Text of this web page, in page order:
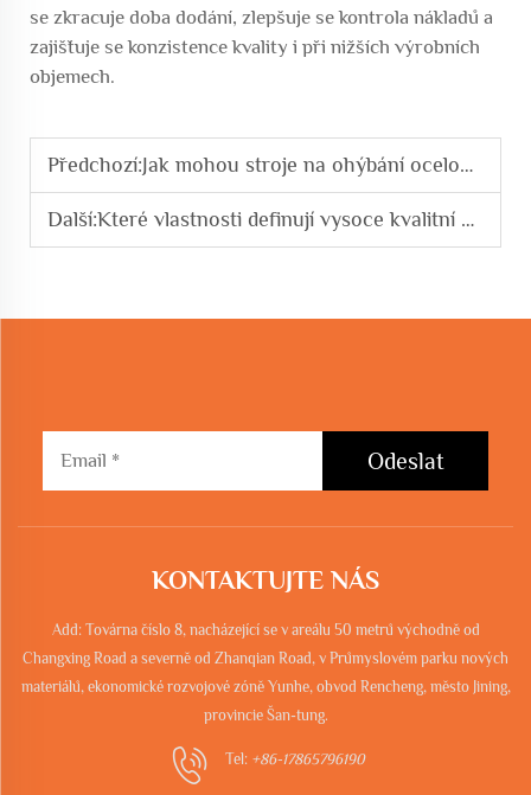
se zkracuje doba dodání, zlepšuje se kontrola nákladů a
zajišťuje se konzistence kvality i při nižších výrobních
objemech.
Předchozí:Jak mohou stroje na ohýbání ocelových tyčí snížit odpad materiálu
Další:Které vlastnosti definují vysoce kvalitní zařízení pro zpracování tyčí
Odeslat
KONTAKTUJTE NÁS
Add: Továrna číslo 8, nacházející se v areálu 50 metrů východně od
Changxing Road a severně od Zhanqian Road, v Průmyslovém parku nových
materiálů, ekonomické rozvojové zóně Yunhe, obvod Rencheng, město Jining,
provincie Šan-tung.
Tel: +86-17865796190